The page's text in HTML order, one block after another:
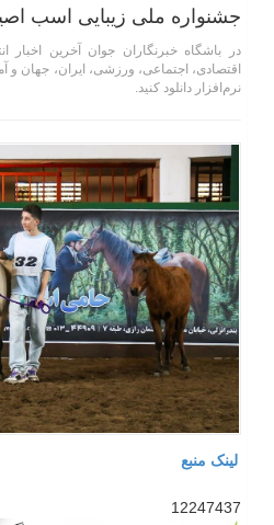
جشنواره ملی زیبایی اسب
در باشگاه خبرنگاران جوان آخرین اخبار
اقتصادی، اجتماعی، ورزشی، ایران، جهان و
نرم‌افزار دانلود کنید.
لینک منبع
12247437